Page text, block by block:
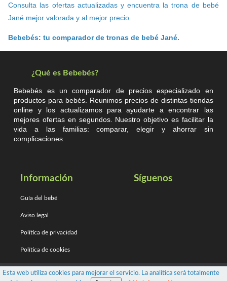
Consulta las ofertas actualizadas y encuentra la trona de bebé
Jané mejor valorada y al mejor precio.
Bebebés: tu comparador de tronas de bebé Jané.
Esta web utiliza cookies para mejorar el servicio. La analítica será totalmente
¿Qué es Bebebés?
Bebebés es un comparador de precios especializado en
productos para bebés. Reunimos precios de distintas tiendas
online y los actualizamos para ayudarte a encontrar las
mejores ofertas en segundos. Nuestro objetivo es facilitar la
vida a las familias: comparar, elegir y ahorrar sin
complicaciones.
Información
Guía del bebé
Aviso legal
Política de privacidad
Política de cookies
Síguenos
Bebebés: Busca, compara y ahorra